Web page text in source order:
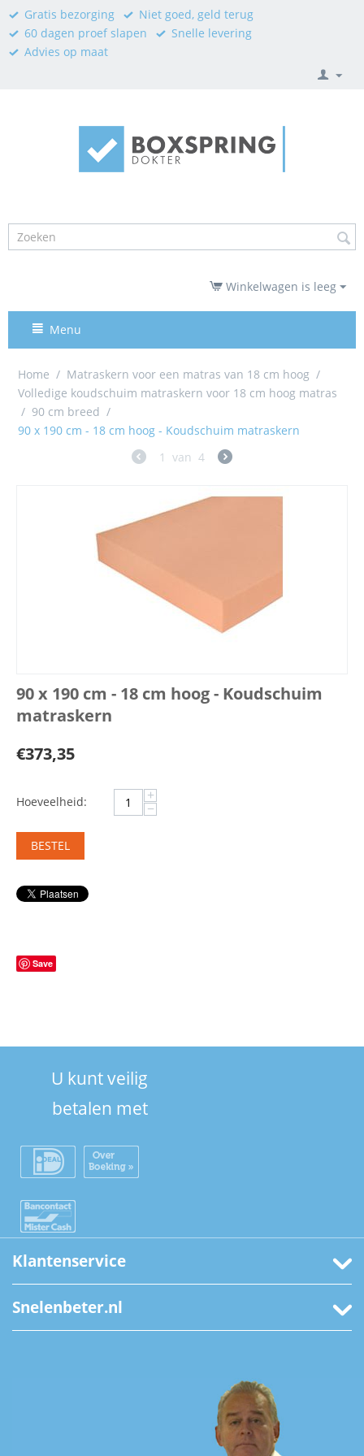
Gratis bezorging
Niet goed, geld terug
60 dagen proef slapen
Snelle levering
Advies op maat
Winkelwagen is leeg
Menu
Home / Matraskern voor een matras van 18 cm hoog /
Volledige koudschuim matraskern voor 18 cm hoog matras
/ 90 cm breed /
90 x 190 cm - 18 cm hoog - Koudschuim matraskern
1 van 4
90 x 190 cm - 18 cm hoog - Koudschuim
matraskern
€373,35
Hoeveelheid: +
−
BESTEL
Save
U kunt veilig
betalen met
Klantenservice
Snelenbeter.nl